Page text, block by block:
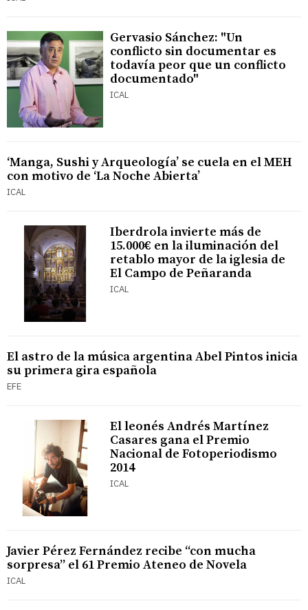
Gervasio Sánchez: "Un
conflicto sin documentar es
todavía peor que un conflicto
documentado"
ICAL
‘Manga, Sushi y Arqueología’ se cuela en el MEH
con motivo de ‘La Noche Abierta’
ICAL
Iberdrola invierte más de
15.000€ en la iluminación del
retablo mayor de la iglesia de
El Campo de Peñaranda
ICAL
El astro de la música argentina Abel Pintos inicia
su primera gira española
EFE
El leonés Andrés Martínez
Casares gana el Premio
Nacional de Fotoperiodismo
2014
ICAL
Javier Pérez Fernández recibe “con mucha
sorpresa” el 61 Premio Ateneo de Novela
ICAL